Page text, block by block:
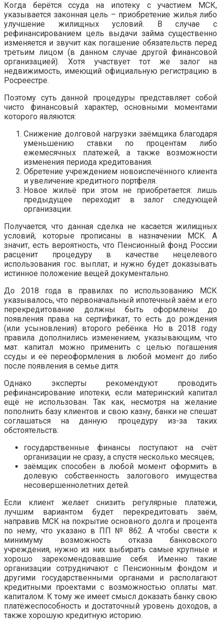
Когда берётся ссуда на ипотеку с участием МСК,
указывается законная цель – приобретение жилья либо
улучшение жилищных условий. В случае с
рефинансированием цель выдачи займа существенно
изменяется и звучит как погашение обязательств перед
третьим лицом (в данном случае другой финансовой
организацией). Хотя участвует тот же залог на
недвижимость, имеющий официальную регистрацию в
Росреестре.
Поэтому суть данной процедуры представляет собой
чисто финансовый характер, основными моментами
которого являются:
Снижение долговой нагрузки заёмщика благодаря
уменьшению ставки по процентам либо
ежемесячных платежей, а также возможности
изменения периода кредитования.
Обретение учреждением новоиспечённого клиента
и увеличение кредитного портфеля.
Новое жильё при этом не приобретается: лишь
предыдущее переходит в залог следующей
организации.
Получается, что данная сделка не касается жилищных
условий, которые прописаны в назначении МСК. А
значит, есть вероятность, что Пенсионный фонд России
расценит процедуру в качестве нецелевого
использования гос. выплат, и нужно будет доказывать
истинное положение вещей документально.
До 2018 года в правилах по использованию МСК
указывалось, что первоначальный ипотечный заём и его
перекредитование должны быть оформлены до
появления права на сертификат, то есть до рождения
(или усыновления) второго ребёнка. Но в 2018 году
правила дополнились изменением, указывающим, что
мат. капитал можно применить с целью погашения
ссуды и её переоформления в любой момент до либо
после появления в семье дитя.
Однако эксперты рекомендуют проводить
рефинансирование ипотеки, если материнский капитал
ещё не использован. Так как, несмотря на желание
пополнить базу клиентов и свою казну, банки не спешат
соглашаться на данную процедуру из-за таких
обстоятельств:
государственные финансы поступают на счёт
организации не сразу, а спустя несколько месяцев;
заёмщик способен в любой момент оформить в
долевую собственность залогового имущества
несовершеннолетних детей.
Если клиент желает снизить регулярные платежи,
лучшим вариантом будет перекредитовать заём,
направив МСК на покрытие основного долга и процента
по нему, что указано в ПП № 862. А чтобы свести к
минимуму возможность отказа банковского
учреждения, нужно из них выбирать самые крупные и
хорошо зарекомендовавшие себя. Именно такие
организации сотрудничают с Пенсионным фондом и
другими государственными органами и располагают
кредитными проектами с возможностью оплаты мат.
капиталом. К тому же имеет смысл доказать банку свою
платёжеспособность и достаточный уровень доходов, а
также хорошую кредитную историю.